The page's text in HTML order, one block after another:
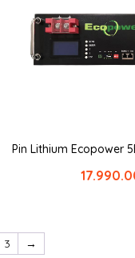
Pin Lithium Ecopower
3 →